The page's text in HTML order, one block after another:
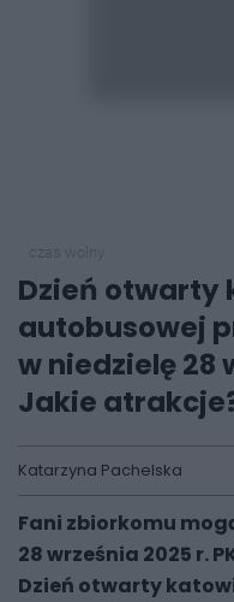
Dzień otwarty
autobusowej
w niedzielę 28
Jakie
Katarzyna Pachelska
Fani zbiorkomu
28 września 2025 r.
Dzień otwarty